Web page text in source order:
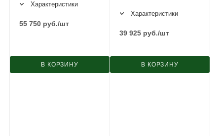
Характеристики
55 750 руб./шт
В КОРЗИНУ
Характеристики
39 925 руб./шт
В КОРЗИНУ